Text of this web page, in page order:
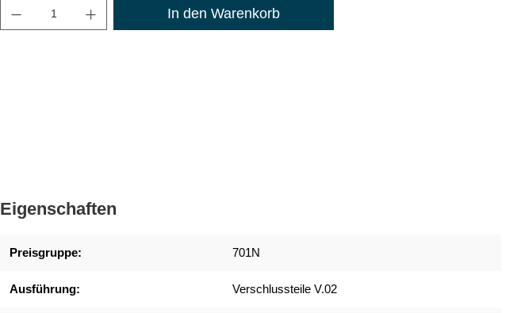
In den Warenkorb
Eigenschaften
Preisgruppe: 701N
Ausführung: Verschlussteile V.02